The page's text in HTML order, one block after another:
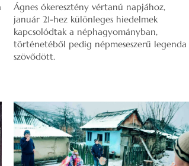
Ágnes ókeresztény vértanú napjához,
január 21-hez különleges hiedelmek
kapcsolódtak a néphagyományban,
történetéből pedig népmeseszerű legenda
szövődött.